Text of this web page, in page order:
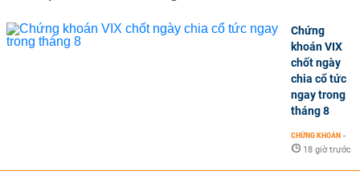
Chứng
khoán VIX
chốt ngày
chia cổ tức
ngay trong
tháng 8
CHỨNG KHOÁN -
18 giờ trước